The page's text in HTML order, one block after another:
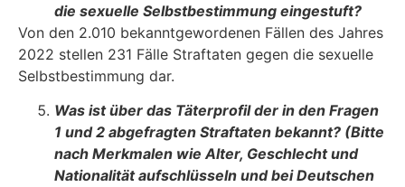
die sexuelle Selbstbestimmung eingestuft?
Von den 2.010 bekanntgewordenen Fällen des Jahres
2022 stellen 231 Fälle Straftaten gegen die sexuelle
Selbstbestimmung dar.
Was ist über das Täterprofil der in den Fragen
1 und 2 abgefragten Straftaten be­kannt? (Bitte
nach Merkmalen wie Alter, Geschlecht und
Nationalität aufschlüs­seln und bei Deutschen